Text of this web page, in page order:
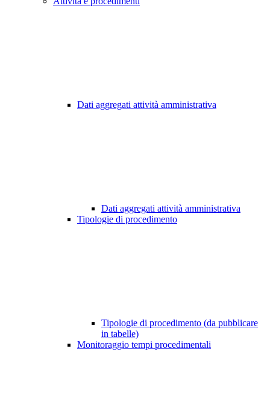
Dati aggregati attività amministrativa
Dati aggregati attività amministrativa
Tipologie di procedimento
Tipologie di procedimento (da pubblicare
in tabelle)
Monitoraggio tempi procedimentali